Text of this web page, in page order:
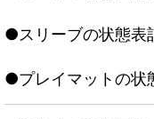
●スリーブの状態表
●プレイマットの状